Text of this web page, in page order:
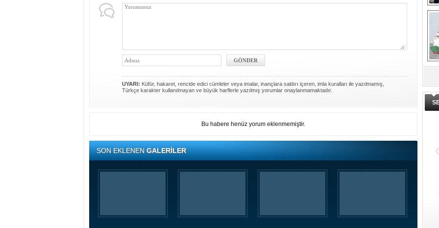
UYARI: Küfür, hakaret, rencide edici cümleler veya imalar, inançlara saldırı içeren, imla kuralları ile yazılmamış,
Türkçe karakter kullanılmayan ve büyük harflerle yazılmış yorumlar onaylanmamaktadır.
Bu habere henüz yorum eklenmemiştir.
SON EKLENENGALERİLER